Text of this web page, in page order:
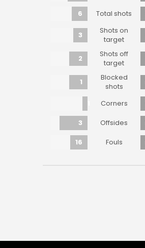
6
Total shots
3
Shots on
target
2
Shots off
target
1
Blocked
shots
Corners
3
Offsides
16
Fouls